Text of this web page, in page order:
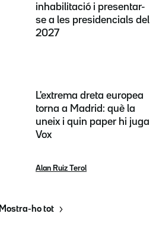
inhabilitació i presentar-
se a les presidencials del
2027
L'extrema dreta europea
torna a Madrid: què la
uneix i quin paper hi juga
Vox
Alan Ruiz Terol
Mostra-ho tot